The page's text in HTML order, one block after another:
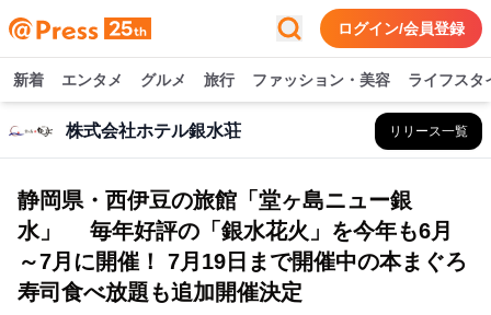
ログイン/会員登録
新着 エンタメ グルメ 旅行 ファッション・美容 ライフスタ
株式会社ホテル銀水荘 リリース一覧
静岡県・西伊豆の旅館「堂ヶ島ニュー銀
水」 毎年好評の「銀水花火」を今年も6月
～7月に開催！ 7月19日まで開催中の本まぐろ
寿司食べ放題も追加開催決定